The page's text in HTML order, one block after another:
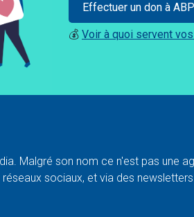
Effectuer un don à ABP
💰 Voir à quoi servent
Malgré son nom ce n'est pas
sociaux, et via des